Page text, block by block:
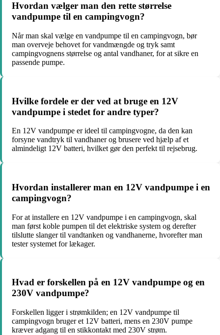
Hvordan vælger man den rette størrelse
vandpumpe til en campingvogn?
Når man skal vælge en vandpumpe til en campingvogn, bør
man overveje behovet for vandmængde og tryk samt
campingvognens størrelse og antal vandhaner, for at sikre en
passende pumpe.
Hvilke fordele er der ved at bruge en 12V
vandpumpe i stedet for andre typer?
En 12V vandpumpe er ideel til campingvogne, da den kan
forsyne vandtryk til vandhaner og brusere ved hjælp af et
almindeligt 12V batteri, hvilket gør den perfekt til rejsebrug.
Hvordan installerer man en 12V vandpumpe i en
campingvogn?
For at installere en 12V vandpumpe i en campingvogn, skal
man først koble pumpen til det elektriske system og derefter
tilslutte slanger til vandtanken og vandhanerne, hvorefter man
tester systemet for lækager.
Hvad er forskellen på en 12V vandpumpe og en
230V vandpumpe?
Forskellen ligger i strømkilden; en 12V vandpumpe til
campingvogn bruger et 12V batteri, mens en 230V pumpe
kræver adgang til en stikkontakt med 230V strøm.